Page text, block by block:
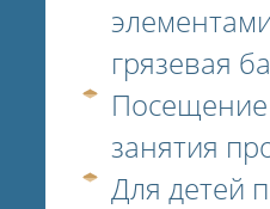
грязевая
Посещение
занятия
Для детей